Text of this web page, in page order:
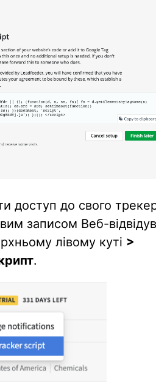
доступ до свого
записом Веб-
лівому куті >
.